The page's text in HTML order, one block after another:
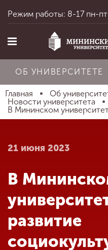
Главная
Абитуриенту
Обучение
Режим работы: 8-17 пн-пт
ОБ УНИВЕРСИТЕТЕ
Главная
Об
Новости университета
В Мининском
21 июня 2023
В
развитие